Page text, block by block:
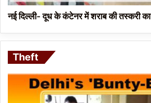
नई दिल्ली- दूध के कंटेनर में शराब की तस्करी का
Theft